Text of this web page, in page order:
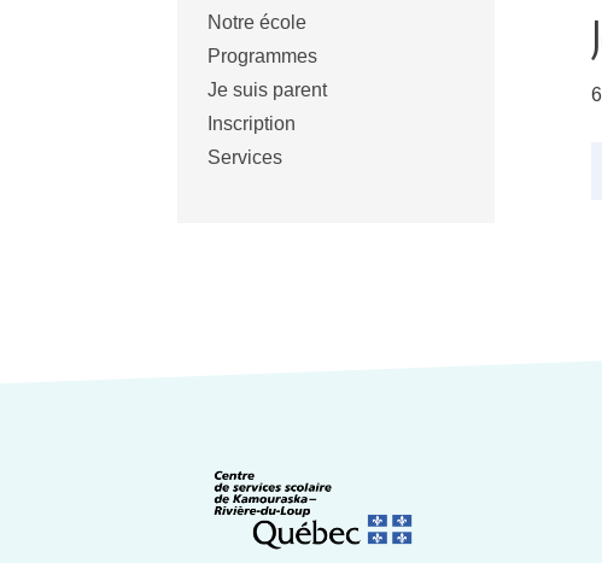
Notre école
Programmes
Je suis parent
Inscription
Services